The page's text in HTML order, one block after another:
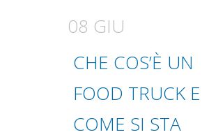
08 GIU
CHE COS’È UN
FOOD TRUCK E
COME SI STA